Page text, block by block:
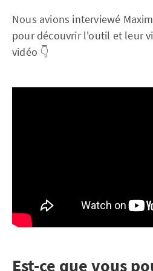
Nous avions interviewé
pour découvrir l'outil et leur
vidéo 👇
Est-ce que vous